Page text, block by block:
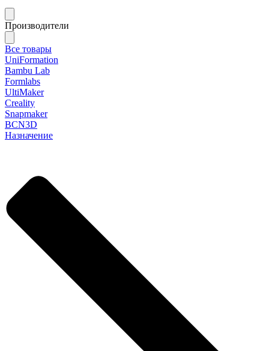
Производители
Все товары
UniFormation
Bambu Lab
Formlabs
UltiMaker
Creality
Snapmaker
BCN3D
Назначение